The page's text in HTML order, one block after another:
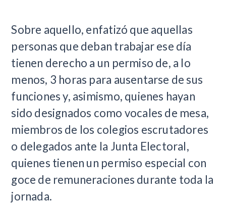
Sobre aquello, enfatizó que aquellas
personas que deban trabajar ese día
tienen derecho a un permiso de, a lo
menos, 3 horas para ausentarse de sus
funciones y, asimismo, quienes hayan
sido designados como vocales de mesa,
miembros de los colegios escrutadores
o delegados ante la Junta Electoral,
quienes tienen un permiso especial con
goce de remuneraciones durante toda la
jornada.